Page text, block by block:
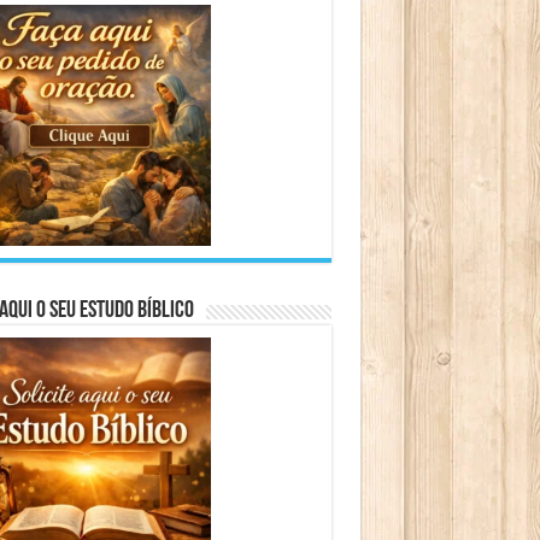
o seu Estudo Bíblico